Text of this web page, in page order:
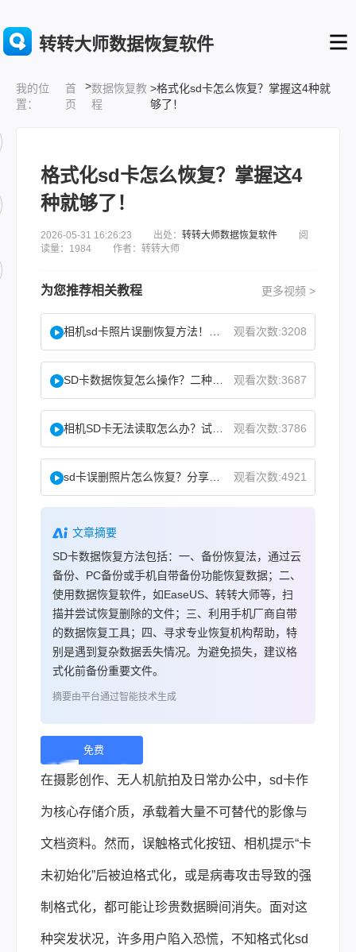
转转大师数据恢复软件
我的位
置：
首
页
>数据恢复教
程
>格式化sd卡怎么恢复？掌握这4种就
够了！
格式化sd卡怎么恢复？掌握这4
种就够了！
2026-05-31 16:26:23 出处： 转转大师数据恢复软件 阅
读量：1984 作者：转转大师
为您推荐相关教程 更多视频 >
观看次数:3208
观看次数:3687
观看次数:3786
观看次数:4921
文章摘要
SD卡数据恢复方法包括：一、备份恢复法，通过云
备份、PC备份或手机自带备份功能恢复数据；二、
使用数据恢复软件，如EaseUS、转转大师等，扫
描并尝试恢复删除的文件；三、利用手机厂商自带
的数据恢复工具；四、寻求专业恢复机构帮助，特
别是遇到复杂数据丢失情况。为避免损失，建议格
式化前备份重要文件。
摘要由平台通过智能技术生成
免费
下
载 |
在摄影创作、无人机航拍及日常办公中，sd卡作
为核心存储介质，承载着大量不可替代的影像与
文档资料。然而，误触格式化按钮、相机提示“卡
未初始化”后被迫格式化，或是病毒攻击导致的强
制格式化，都可能让珍贵数据瞬间消失。面对这
种突发状况，许多用户陷入恐慌，不知格式化sd